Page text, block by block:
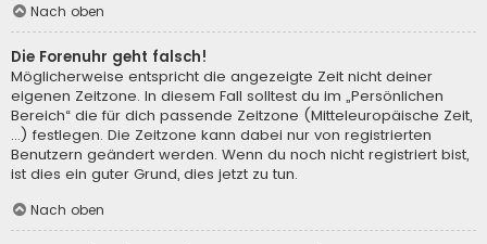
Nach oben
Die Forenuhr geht falsch!
Möglicherweise entspricht die angezeigte Zeit nicht deiner
eigenen Zeitzone. In diesem Fall solltest du im „Persönlichen
Bereich“ die für dich passende Zeitzone (Mitteleuropäische Zeit,
...) festlegen. Die Zeitzone kann dabei nur von registrierten
Benutzern geändert werden. Wenn du noch nicht registriert bist,
ist dies ein guter Grund, dies jetzt zu tun.
Nach oben